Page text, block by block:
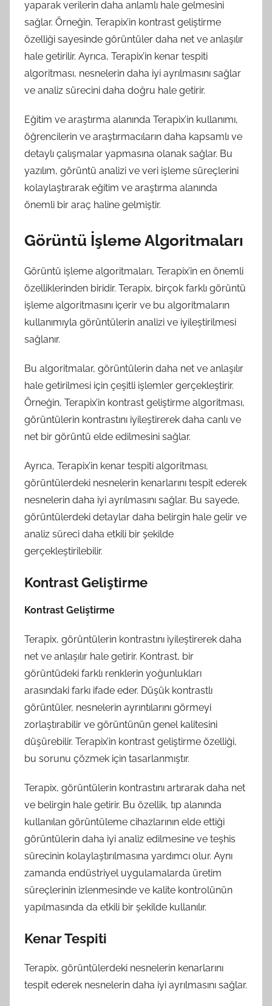
yaparak verilerin daha anlamlı hale gelmesini
sağlar. Örneğin, Terapix’in kontrast geliştirme
özelliği sayesinde görüntüler daha net ve anlaşılır
hale getirilir. Ayrıca, Terapix’in kenar tespiti
algoritması, nesnelerin daha iyi ayrılmasını sağlar
ve analiz sürecini daha doğru hale getirir.
Eğitim ve araştırma alanında Terapix’in kullanımı,
öğrencilerin ve araştırmacıların daha kapsamlı ve
detaylı çalışmalar yapmasına olanak sağlar. Bu
yazılım, görüntü analizi ve veri işleme süreçlerini
kolaylaştırarak eğitim ve araştırma alanında
önemli bir araç haline gelmiştir.
Görüntü İşleme Algoritmaları
Görüntü işleme algoritmaları, Terapix’in en önemli
özelliklerinden biridir. Terapix, birçok farklı görüntü
işleme algoritmasını içerir ve bu algoritmaların
kullanımıyla görüntülerin analizi ve iyileştirilmesi
sağlanır.
Bu algoritmalar, görüntülerin daha net ve anlaşılır
hale getirilmesi için çeşitli işlemler gerçekleştirir.
Örneğin, Terapix’in kontrast geliştirme algoritması,
görüntülerin kontrastını iyileştirerek daha canlı ve
net bir görüntü elde edilmesini sağlar.
Ayrıca, Terapix’in kenar tespiti algoritması,
görüntülerdeki nesnelerin kenarlarını tespit ederek
nesnelerin daha iyi ayrılmasını sağlar. Bu sayede,
görüntülerdeki detaylar daha belirgin hale gelir ve
analiz süreci daha etkili bir şekilde
gerçekleştirilebilir.
Kontrast Geliştirme
Kontrast Geliştirme
Terapix, görüntülerin kontrastını iyileştirerek daha
net ve anlaşılır hale getirir. Kontrast, bir
görüntüdeki farklı renklerin yoğunlukları
arasındaki farkı ifade eder. Düşük kontrastlı
görüntüler, nesnelerin ayrıntılarını görmeyi
zorlaştırabilir ve görüntünün genel kalitesini
düşürebilir. Terapix’in kontrast geliştirme özelliği,
bu sorunu çözmek için tasarlanmıştır.
Terapix, görüntülerin kontrastını artırarak daha net
ve belirgin hale getirir. Bu özellik, tıp alanında
kullanılan görüntüleme cihazlarının elde ettiği
görüntülerin daha iyi analiz edilmesine ve teşhis
sürecinin kolaylaştırılmasına yardımcı olur. Aynı
zamanda endüstriyel uygulamalarda üretim
süreçlerinin izlenmesinde ve kalite kontrolünün
yapılmasında da etkili bir şekilde kullanılır.
Kenar Tespiti
Terapix, görüntülerdeki nesnelerin kenarlarını
tespit ederek nesnelerin daha iyi ayrılmasını sağlar.